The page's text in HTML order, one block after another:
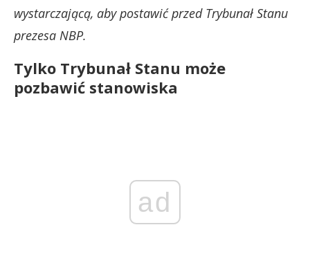
wystarczającą, aby postawić przed Trybunał Stanu
prezesa NBP.
Tylko Trybunał Stanu może
pozbawić stanowiska
ad